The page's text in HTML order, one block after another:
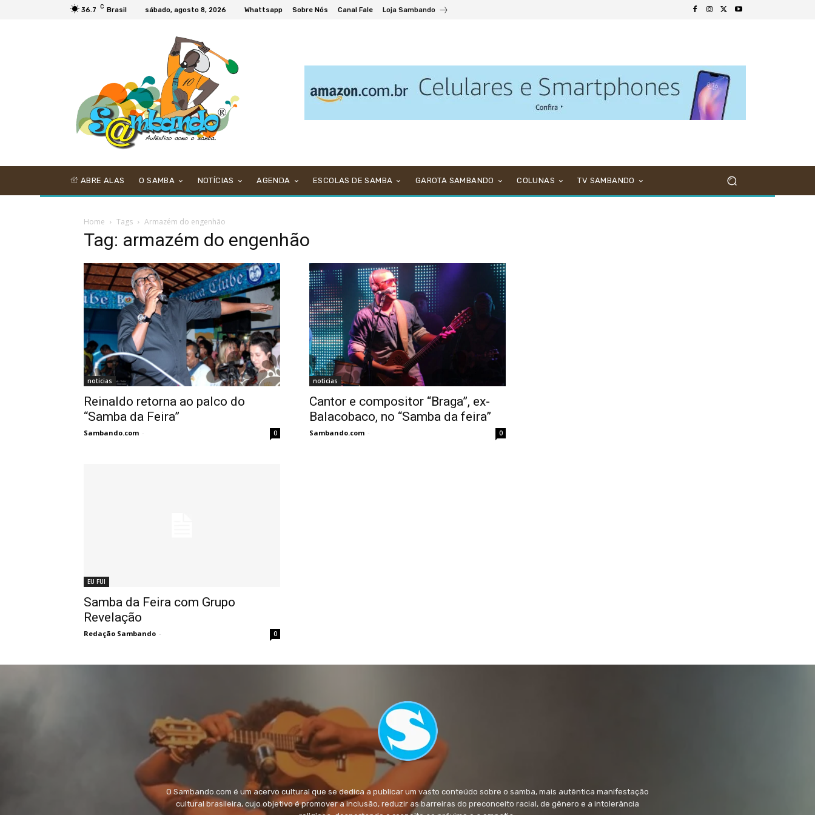
36.7 C Brasil sábado, agosto 8, 2026 Whattsapp Sobre Nós Canal Fale Loja Sambando
ABRE ALAS O SAMBA NOTÍCIAS AGENDA ESCOLAS DE SAMBA GAROTA SAMBANDO COLUNAS TV SAMBANDO
Home Tags Armazém do engenhão
Tag: armazém do engenhão
noticias
Reinaldo retorna ao palco do
“Samba da Feira”
Sambando.com - 0
noticias
Cantor e compositor “Braga”, ex-
Balacobaco, no “Samba da feira”
Sambando.com - 0
EU FUI
Samba da Feira com Grupo
Revelação
Redação Sambando - 0
O Sambando.com é um acervo cultural que se dedica a publicar um vasto conteúdo sobre o samba, mais autêntica manifestação
cultural brasileira, cujo objetivo é promover a inclusão, reduzir as barreiras do preconceito racial, de gênero e a intolerância